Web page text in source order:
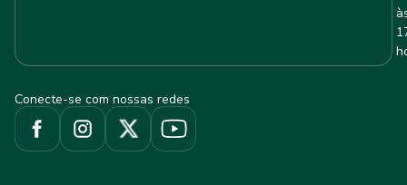
Conecte-se com nossas redes